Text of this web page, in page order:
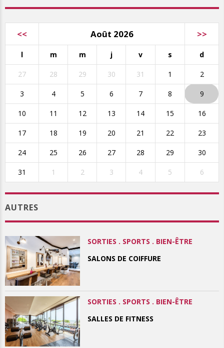
<< Août 2026 >>
l m m j v s d
27 28 29 30 31 1 2
3 4 5 6 7 8 9
10 11 12 13 14 15 16
17 18 19 20 21 22 23
24 25 26 27 28 29 30
31 1 2 3 4 5 6
AUTRES
SORTIES . SPORTS . BIEN-ÊTRE
SALONS DE COIFFURE
SORTIES . SPORTS . BIEN-ÊTRE
SALLES DE FITNESS